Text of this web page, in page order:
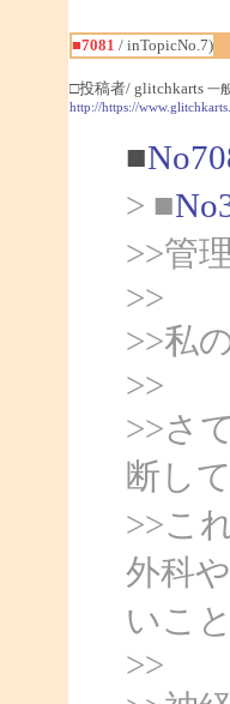
■7081 / inTopicNo.7)
□投稿者/ glitchkarts 一
http://https://
■
> ■
>>管
>>
>>私
>>
>>さ
断し
>>こ
外科
いこ
>>